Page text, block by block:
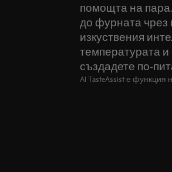
помощта на
до фурната чрез
изкуствения
температурата
създадете по-
AI TasteAssist е функция